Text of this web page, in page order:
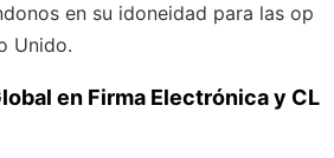
en su idoneidad para las op
Unido.
en Firma Electrónica y CL